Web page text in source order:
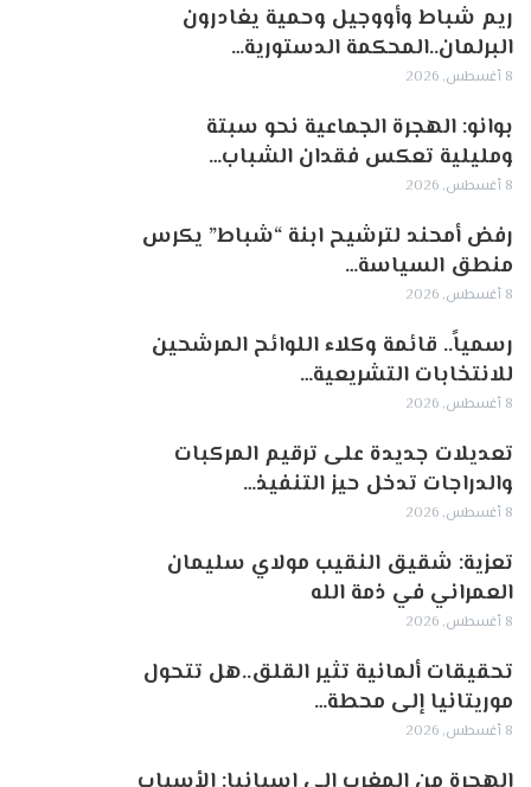
ريم شباط وأووجيل وحمية يغادرون
البرلمان..المحكمة الدستورية…
8 أغسطس, 2026
بوانو: الهجرة الجماعية نحو سبتة
ومليلية تعكس فقدان الشباب…
8 أغسطس, 2026
رفض أمحند لترشيح ابنة “شباط” يكرس
منطق السياسة…
8 أغسطس, 2026
رسمياً.. قائمة وكلاء اللوائح المرشحين
للانتخابات التشريعية…
8 أغسطس, 2026
تعديلات جديدة على ترقيم المركبات
والدراجات تدخل حيز التنفيذ…
8 أغسطس, 2026
تعزية: شقيق النقيب مولاي سليمان
العمراني في ذمة الله
8 أغسطس, 2026
تحقيقات ألمانية تثير القلق..هل تتحول
موريتانيا إلى محطة…
8 أغسطس, 2026